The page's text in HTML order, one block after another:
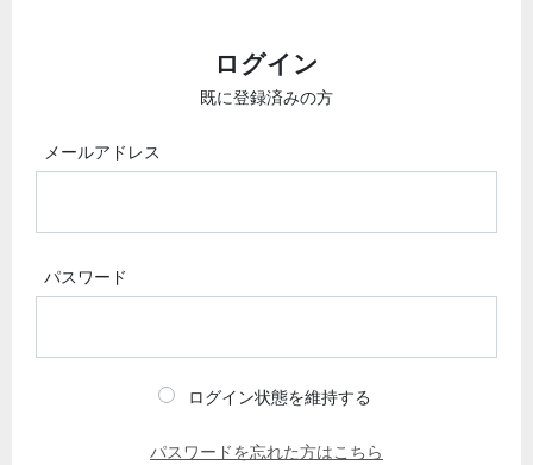
ログイン
既に登録済みの方
メールアドレス
パスワード
ログイン状態を維持する
パスワードを忘れた方はこちら